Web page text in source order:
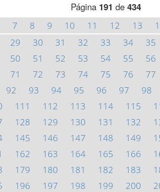
Página 191 de 434
7 8 9 10 11 12 13
29 30 31 32 33 34 35
50 51 52 53 54 55 56
71 72 73 74 75 76 77
92 93 94 95 96 97 98
111 112 113 114 115
128 129 130 131 132
145 146 147 148 149
162 163 164 165 166
179 180 181 182 183
196 197 198 199 200